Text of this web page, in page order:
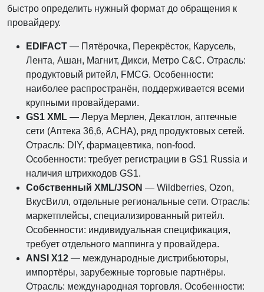
быстро определить нужный формат до обращения к
провайдеру.
EDIFACT — Пятёрочка, Перекрёсток, Карусель,
Лента, Ашан, Магнит, Дикси, Метро C&C. Отрасль:
продуктовый ритейл, FMCG. Особенности:
наиболее распространён, поддерживается всеми
крупными провайдерами.
GS1 XML — Леруа Мерлен, Декатлон, аптечные
сети (Аптека 36,6, АСНА), ряд продуктовых сетей.
Отрасль: DIY, фармацевтика, non-food.
Особенности: требует регистрации в GS1 Russia и
наличия штрихкодов GS1.
Собственный XML/JSON — Wildberries, Ozon,
ВкусВилл, отдельные региональные сети. Отрасль:
маркетплейсы, специализированный ритейл.
Особенности: индивидуальная спецификация,
требует отдельного маппинга у провайдера.
ANSI X12 — международные дистрибьюторы,
импортёры, зарубежные торговые партнёры.
Отрасль: международная торговля. Особенности: